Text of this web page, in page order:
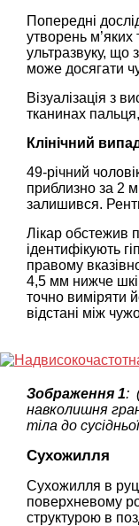
Попередні
утворень м’яких
ультразвуку, що
може досягати
Візуалізація з
тканинах
Клінічний
49-річний
приблизно за 2
залишився.
Лікар обстежив
ідентифікують
правому
4,5 мм нижче
точно виміряти
відстані між
Зображення 1:
навколишня
тіла до
Сухожилля
Сухожилля в
поверхневому
структурою в